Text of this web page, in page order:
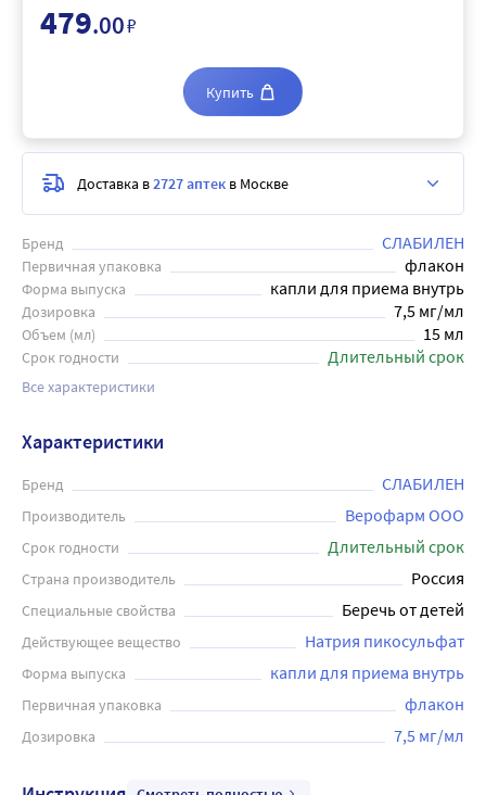
Бренд СЛАБИЛЕН
Первичная упаковка флакон
Форма выпуска капли для приема внутрь
Дозировка 7,5 мг/мл
Объем (мл) 15 мл
Срок годности Длительный срок
Все характеристики
479.00₽
Купить
Доставка в2727 аптек в Москве
Характеристики
Бренд СЛАБИЛЕН
Производитель Верофарм ООО
Срок годности Длительный срок
Страна производитель Россия
Специальные свойства Беречь от детей
Действующее вещество Натрия пикосульфат
Форма выпуска капли для приема внутрь
Первичная упаковка флакон
Дозировка 7,5 мг/мл